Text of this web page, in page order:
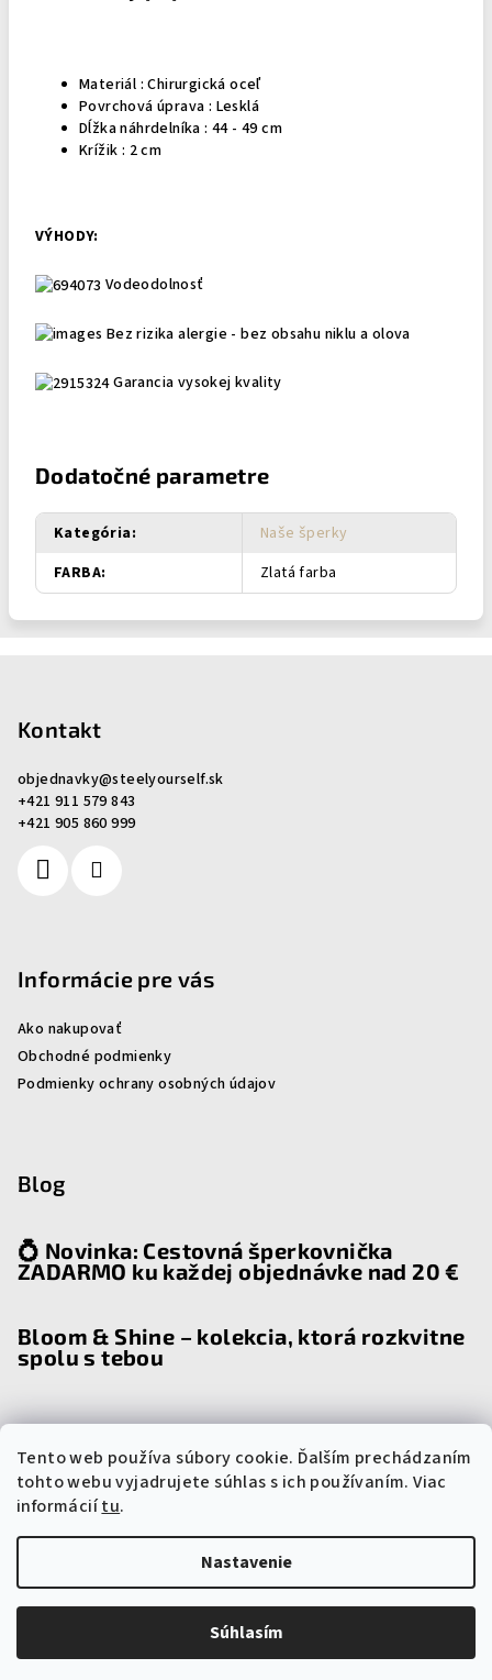
Tento web používa súbory cookie. Ďalším prechádzaním
tohto webu vyjadrujete súhlas s ich používaním. Viac
informáciítu.
Nastavenie
Súhlasím
Materiál :Chirurgická oceľ
Povrchová úprava : Lesklá
Dĺžka náhrdelníka : 44 - 49 cm
Krížik : 2 cm
VÝHODY:
Vodeodolnosť
Bez rizika alergie - bez obsahu niklu a olova
Garancia vysokej kvality
Dodatočné parametre
Kategória:
Naše šperky
FARBA: Zlatá farba
Kontakt
objednavky@steelyourself.sk
+421 911 579 843
+421 905 860 999
Informácie pre vás
Ako nakupovať
Obchodné podmienky
Podmienky ochrany osobných údajov
Blog
💍 Novinka: Cestovná šperkovnička
ZADARMO ku každej objednávke nad 20 €
Bloom & Shine – kolekcia, ktorá rozkvitne
spolu s tebou
Prijímame online platby
Vytvoril Shoptet